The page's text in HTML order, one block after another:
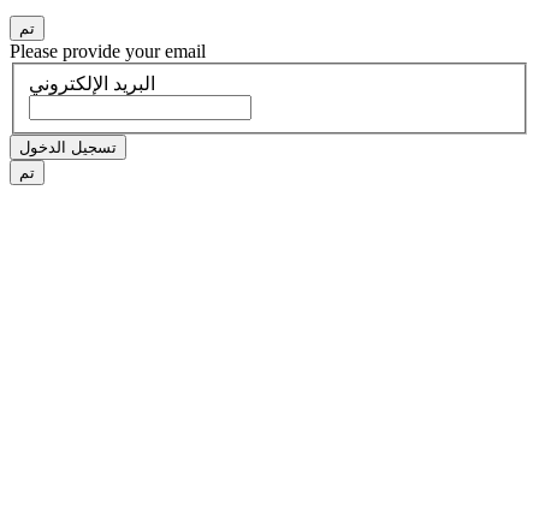
تم
Please provide your email
البريد الإلكتروني
تسجيل الدخول
تم